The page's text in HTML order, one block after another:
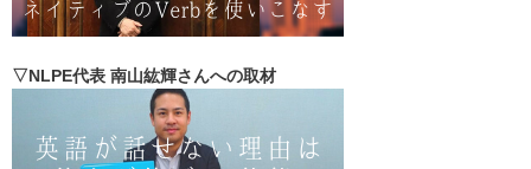
▽NLPE代表 南山紘輝さんへの取材